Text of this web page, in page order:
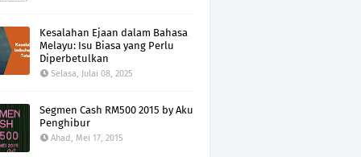
Kesalahan Ejaan dalam Bahasa
Melayu: Isu Biasa yang Perlu
Diperbetulkan
Selasa, Julai 08, 2025
Segmen Cash RM500 2015 by Aku
Penghibur
Ahad, Mei 17, 2015